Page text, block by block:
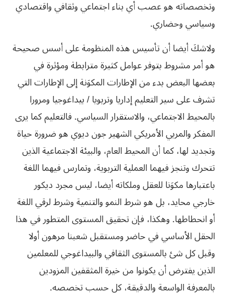
‬وسياسي‮ ‬وحضاري‮. ‬
ولاشكَ‮ ‬أيضا أن تأسيس هذه المنظومة على أسس صحيحة
هو أمر مشروط بتوفر عوامل كثيرة مترابطة ومؤثرة في‮
‬بعضها البعض بدء من الإطارات المكوَنة إلى الإطارات التي‮
‬تشرف على سير التعليم إداريا وتربويا‮ / ‬بيداغوجيا ومرورا
بالمحيط الاجتماعي،‮ ‬والاستقرار السياسي‮. ‬فالتعليم كما‮ ‬يرى
المفكر والمربي‮ ‬الأمريكي‮ ‬الشهير جون ديوي‮ ‬هو ضرورة حياة
وتجديد لها،‮ ‬كما أن المحيط العام،‮ ‬والبيئة الاجتماعية الذين
تتحرك وتنجز فيهما العملية التربوية،‮ ‬وتمارس فيهما اللغة
باعتبارها مكوَنا للعقل وملكاته أيضا،‮ ‬ليس مجرد ديكور
خارجي‮ ‬محايد،‮ ‬بل هو شرط النمو والتنمية وشرط لرقي‮ ‬اللغة
أو انحطاطها‮. ‬وهكذا،‮ ‬فإن تحقيق المستوى المتطور في‮ ‬هذا
الحقل الأساسي‮ ‬في‮ ‬حاضر ومستقبل شعبنا مرهون أولا
وقبل كل شئ بالمستوى الثقافي‮ ‬والبيداغوجي‮ ‬للمعلمين
الذين‮ ‬يفترض أن‮ ‬يكونوا من خيرة المثقفين المزودين
بالمعرفة الواسعة والدقيقة،‮ ‬كل حسب تخصصه‮. ‬